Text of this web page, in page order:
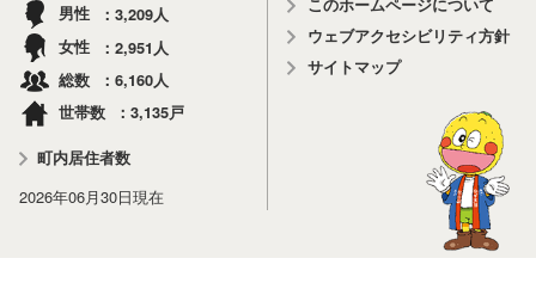
男性 3,209 人
女性
2,951 人
総数
6,160人
世帯数
3,135戸
町内居住者数
2026年06月30日現在
このホームページについて
ウェブアクセシビリティ方針
サイトマップ